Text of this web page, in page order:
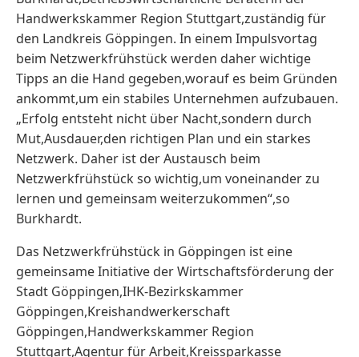
Handwerkskammer Region Stuttgart,zuständig für
den Landkreis Göppingen. In einem Impulsvortag
beim Netzwerkfrühstück werden daher wichtige
Tipps an die Hand gegeben,worauf es beim Gründen
ankommt,um ein stabiles Unternehmen aufzubauen.
„Erfolg entsteht nicht über Nacht,sondern durch
Mut,Ausdauer,den richtigen Plan und ein starkes
Netzwerk. Daher ist der Austausch beim
Netzwerkfrühstück so wichtig,um voneinander zu
lernen und gemeinsam weiterzukommen“,so
Burkhardt.
Das Netzwerkfrühstück in Göppingen ist eine
gemeinsame Initiative der Wirtschaftsförderung der
Stadt Göppingen,IHK-Bezirkskammer
Göppingen,Kreishandwerkerschaft
Göppingen,Handwerkskammer Region
Stuttgart,Agentur für Arbeit,Kreissparkasse